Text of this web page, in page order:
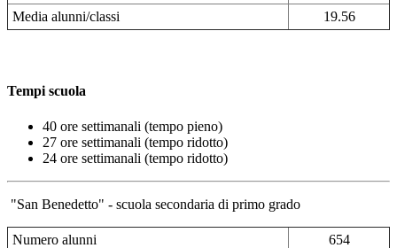
Media alunni/classi
19.56
Tempi scuola
40 ore settimanali (tempo pieno)
27 ore settimanali (tempo ridotto)
24 ore settimanali (tempo ridotto)
"San Benedetto" - scuola secondaria di primo grado
Numero alunni
654